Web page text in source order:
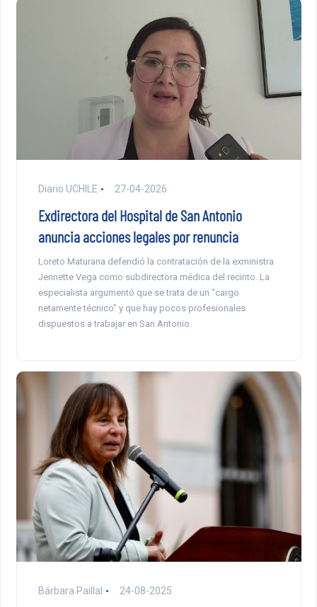
Diario UCHILE 27-04-2026
Exdirectora del Hospital de San Antonio
anuncia acciones legales por renuncia
Loreto Maturana defendió la contratación de la exministra
Jennette Vega como subdirectora médica del recinto. La
especialista argumentó que se trata de un “cargo
netamente técnico” y que hay pocos profesionales
dispuestos a trabajar en San Antonio.
Bárbara Paillal 24-08-2025